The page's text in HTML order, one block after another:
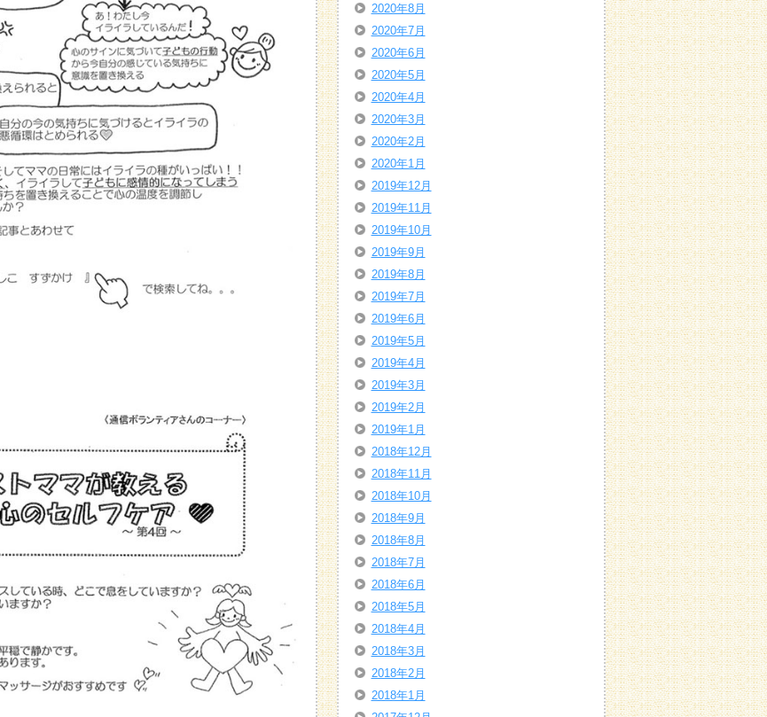
2020年8月
2020年7月
2020年6月
2020年5月
2020年4月
2020年3月
2020年2月
2020年1月
2019年12月
2019年11月
2019年10月
2019年9月
2019年8月
2019年7月
2019年6月
2019年5月
2019年4月
2019年3月
2019年2月
2019年1月
2018年12月
2018年11月
2018年10月
2018年9月
2018年8月
2018年7月
2018年6月
2018年5月
2018年4月
2018年3月
2018年2月
2018年1月